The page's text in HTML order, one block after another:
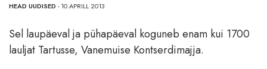
HEAD UUDISED - 10.APRILL 2013
Sel laupäeval ja pühapäeval koguneb enam kui 1700
lauljat Tartusse, Vanemuise Kontserdimajja.